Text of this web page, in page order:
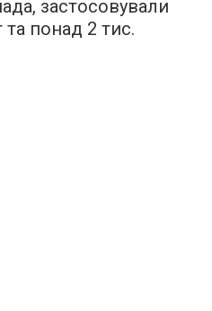
застосовували
та понад 2 тис.